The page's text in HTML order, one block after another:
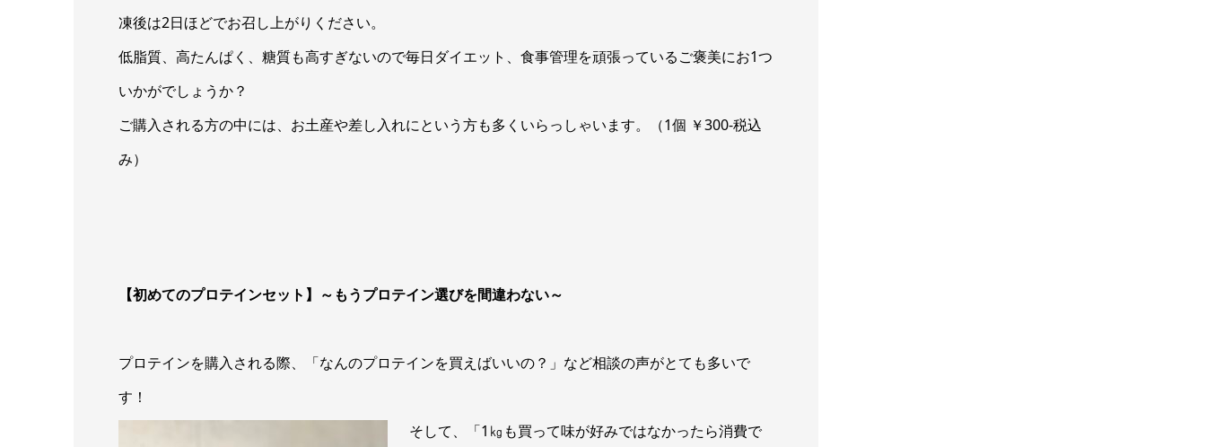
凍後は2日ほどでお召し上がりください。
低脂質、高たんぱく、糖質も高すぎないので毎日ダイエット、食事管理を頑張っているご褒美にお1つ
いかがでしょうか？
ご購入される方の中には、お土産や差し入れにという方も多くいらっしゃいます。（1個 ￥300-税込
み）
【初めてのプロテインセット】～もうプロテイン選びを間違わない～
プロテインを購入される際、「なんのプロテインを買えばいいの？」など相談の声がとても多いで
す！
そして、「1㎏も買って味が好みではなかったら消費で